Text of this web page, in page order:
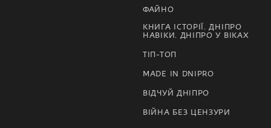
ФАЙНО
КНИГА ІСТОРІЇ. ДНІПРО
НАВІКИ. ДНІПРО У ВІКАХ
ТІП-ТОП
MADE IN DNIPRO
ВІДЧУЙ ДНІПРО
ВІЙНА БЕЗ ЦЕНЗУРИ